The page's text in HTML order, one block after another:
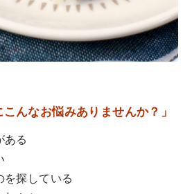
こんなお悩みありませんか？」
ある
を探している